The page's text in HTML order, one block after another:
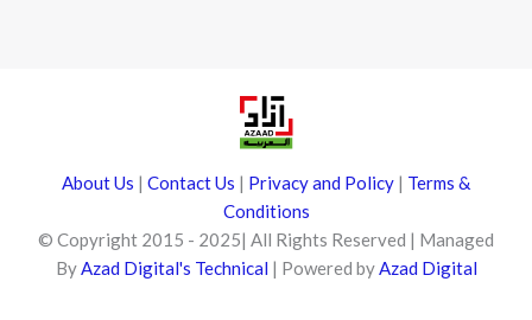
About Us | Contact Us | Privacy and Policy | Terms &
Conditions
© Copyright 2015 - 2025| All Rights Reserved | Managed
ByAzad Digital's Technical | Powered byAzad Digital